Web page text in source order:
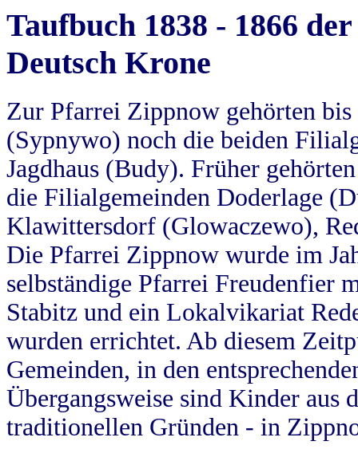
Taufbuch 1838 - 1866
Deutsch Krone
Zur Pfarrei Zippnow gehörten
(Sypnywo) noch die beiden
Jagdhaus (Budy). Früher
die Filialgemeinden Doderlage
Klawittersdorf (Glowaczewo),
Die Pfarrei Zippnow wurde im
selbständige Pfarrei Freudenfier
Stabitz und ein Lokalvikariat
wurden errichtet. Ab diesem
Gemeinden, in den
Übergangsweise sind Kinder aus
traditionellen Gründen - in